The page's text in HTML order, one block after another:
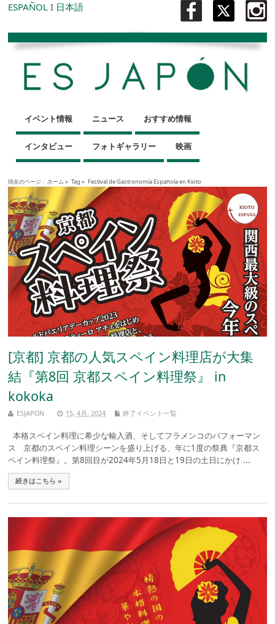
ESPAÑOL I 日本語
イベント情報 ニュース おすすめ情報
インタビュー フォトギャラリー 映画
現在のページ : ホーム » Tag » Festival de Gastronomía Española en Kioto
[京都] 京都の人気スペイン料理店が大集
結『第8回 京都スペイン料理祭』 in
kokoka
ESJAPON 15, 4月, 2024 終了イベント一覧
本格スペイン料理に希少な輸入酒、そしてフラメンコのパフォーマン
ス 京都のスペイン料理シーンを盛り上げる、年に1度の祭典『京都ス
ペイン料理祭』。第8回目が2024年5月18日と19日の土日にかけ ...
続きはこちら »